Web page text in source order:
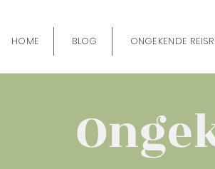
HOME BLOG ONGEKENDE